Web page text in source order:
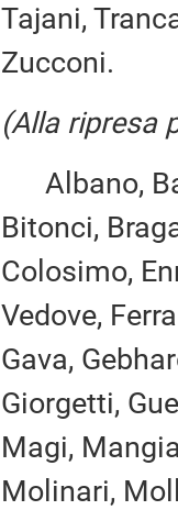
Tajani,
Zucconi.
(Alla ripresa
Albano,
Bitonci,
Colosimo,
Vedove,
Gava,
Giorgetti,
Magi,
Molinari,